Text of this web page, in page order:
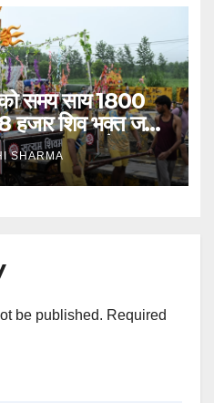
समय साय 1800
शिव भक्त जल
कर चुके
SHARMA
be published. Required